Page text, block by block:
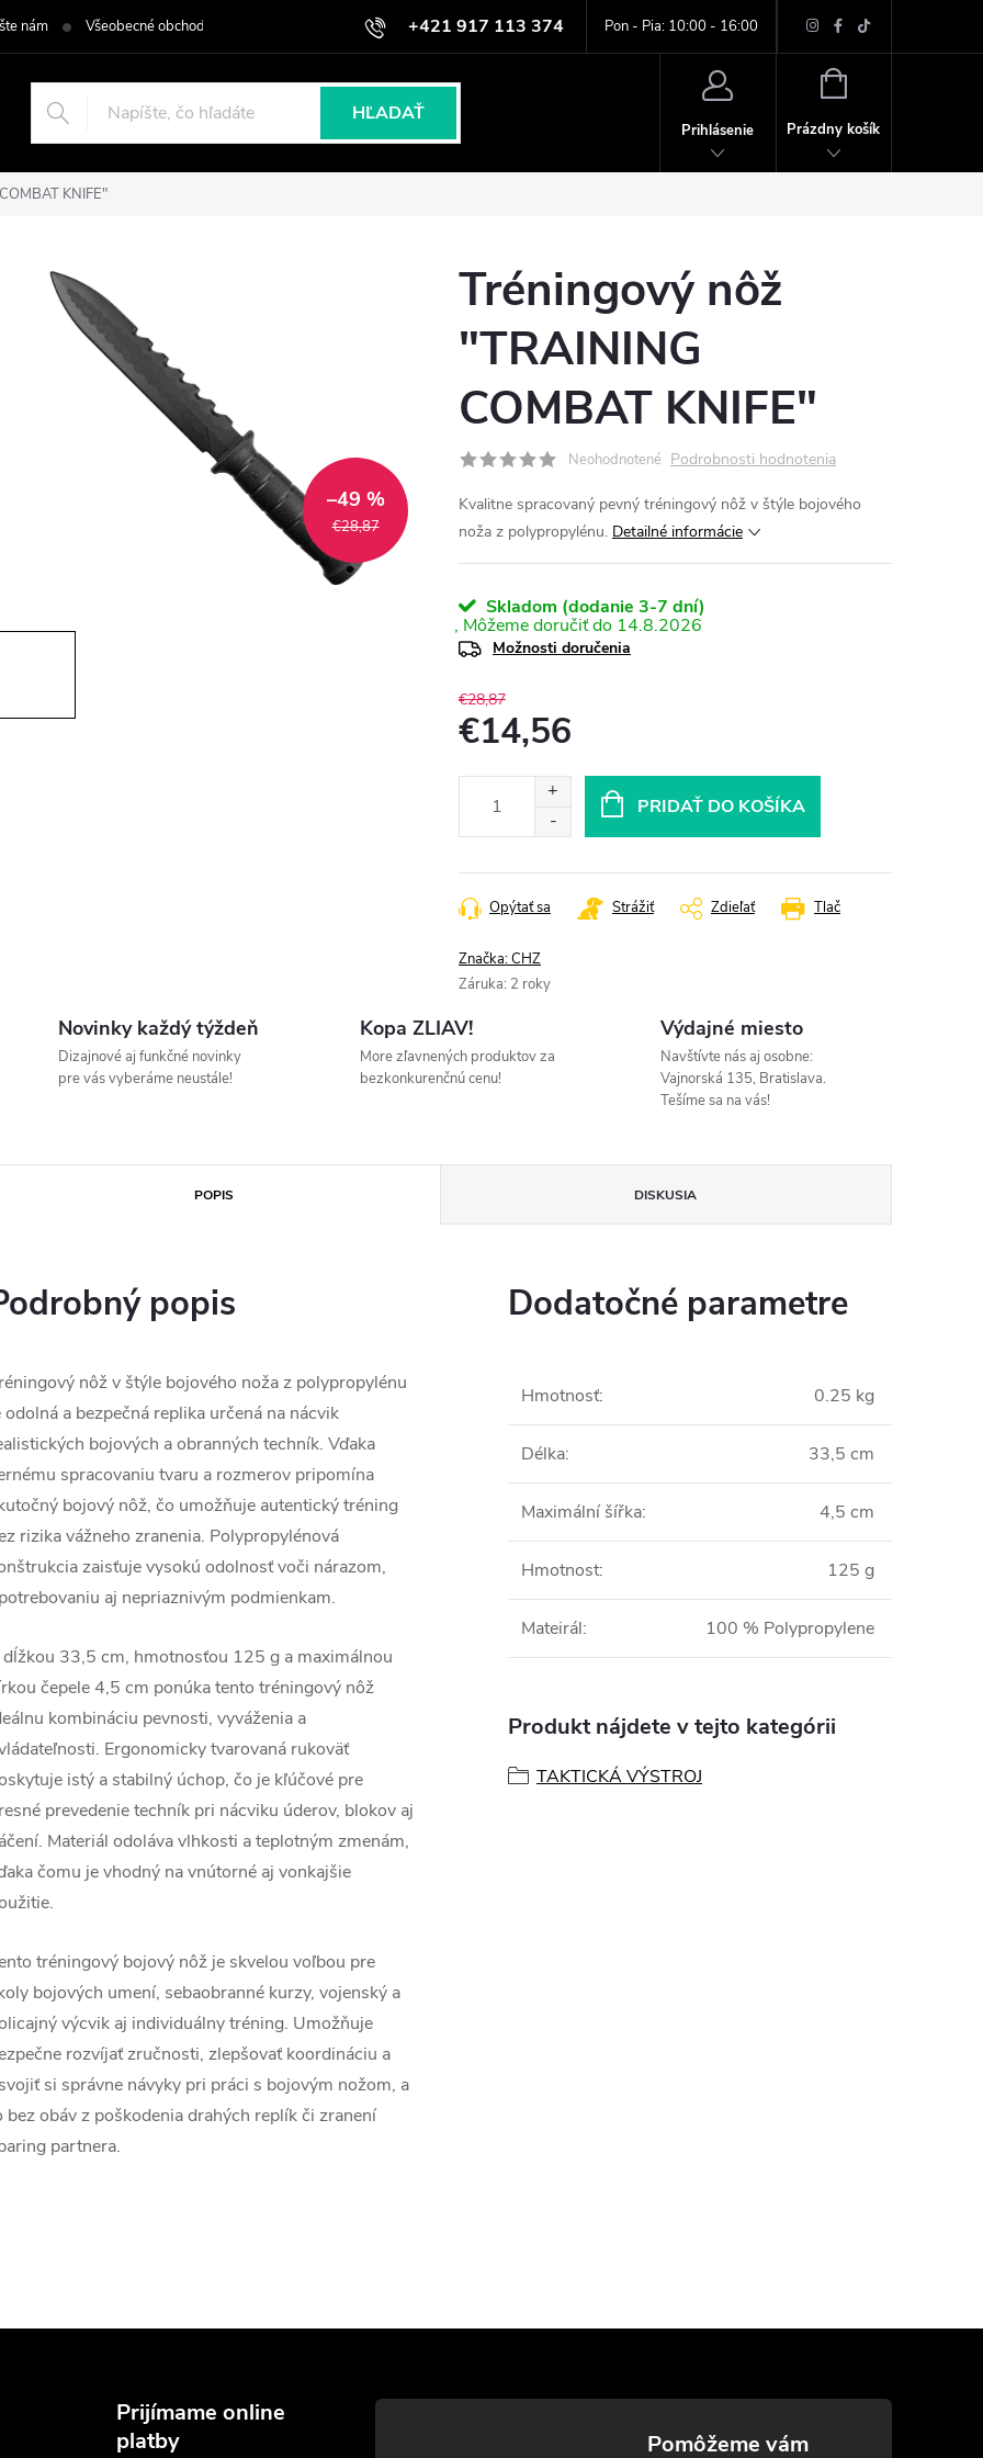
+421 917 113 374 Pon - Pia: 10:00 - 16:00
nám Všeobecné obchodné podmienky Podmienky ochrany osobných údajov
HĽADAŤ
Prihlásenie
NÁKUPNÝ
Prázdny košík
KNIFE"
€28,87
–49 %
Tréningový nôž
"TRAINING
COMBAT KNIFE"
Neohodnotené Podrobnosti hodnotenia
Kvalitne spracovaný pevný tréningový nôž v štýle bojového
noža z polypropylénu. Detailné informácie
Skladom (dodanie 3-7 dní)
14.8.2026
Možnosti doručenia
€28,87
€14,56
PRIDAŤ DO KOŠÍKA
Tlač
Opýtať sa Strážiť Zdieľať
Značka:CHZ
Záruka: 2 roky
Novinky každý týždeň
Dizajnové aj funkčné novinky
pre vás vyberáme neustále!
Kopa ZLIAV!
More zľavnených produktov za
bezkonkurenčnú cenu!
Výdajné miesto
Navštívte nás aj osobne:
Vajnorská 135, Bratislava.
Tešíme sa na vás!
POPIS DISKUSIA
popis
nôž v štýle bojového noža z polypropylénu
odolná a bezpečná replika určená na nácvik
bojových a obranných techník. Vďaka
spracovaniu tvaru a rozmerov pripomína
bojový nôž, čo umožňuje autentický tréning
rizika vážneho zranenia. Polypropylénová
zaisťuje vysokú odolnosť voči nárazom,
aj nepriaznivým podmienkam.
dĺžkou 33,5 cm, hmotnosťou 125 g a maximálnou
čepele 4,5 cm ponúka tento tréningový nôž
kombináciu pevnosti, vyváženia a
Ergonomicky tvarovaná rukoväť
istý a stabilný úchop, čo je kľúčové pre
prevedenie techník pri nácviku úderov, blokov aj
Materiál odoláva vlhkosti a teplotným zmenám,
čomu je vhodný na vnútorné aj vonkajšie
tréningový bojový nôž je skvelou voľbou pre
bojových umení, sebaobranné kurzy, vojenský a
výcvik aj individuálny tréning. Umožňuje
rozvíjať zručnosti, zlepšovať koordináciu a
si správne návyky pri práci s bojovým nožom, a
bez obáv z poškodenia drahých replík či zranení
partnera.
Dodatočné parametre
Hmotnosť: 0.25 kg
Délka: 33,5 cm
Maximální šířka: 4,5 cm
Hmotnost: 125 g
Mateirál: 100 % Polypropylene
Produkt nájdete v tejto kategórii
TAKTICKÁ VÝSTROJ
Prijímame online
platby